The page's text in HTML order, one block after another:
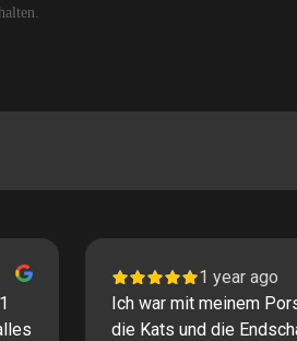
1 year ago
Ich war mit meinem
die Kats und die